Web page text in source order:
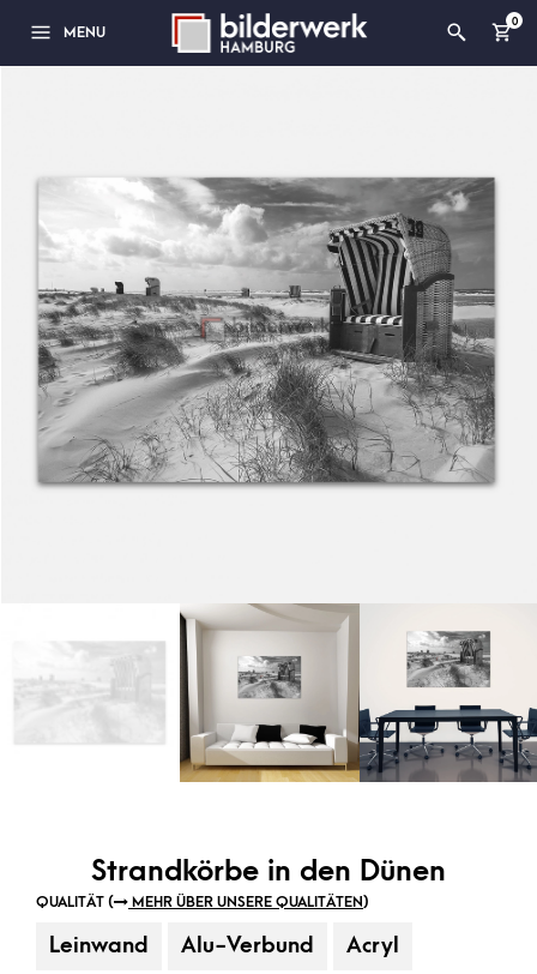
MENU
0
Strandkörbe in den Dünen
QUALITÄT ( MEHR ÜBER UNSERE QUALITÄTEN)
Leinwand Alu-Verbund Acryl